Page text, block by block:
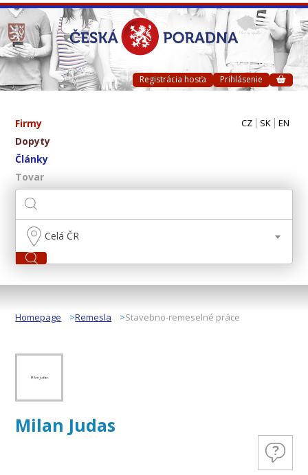
Registrácia hosťa Prihlásenie
Firmy
Dopyty
Články
Tovar
CZ SK EN
Celá ČR
Homepage Remesla Stavebno-remeselné práce
Milan Judas